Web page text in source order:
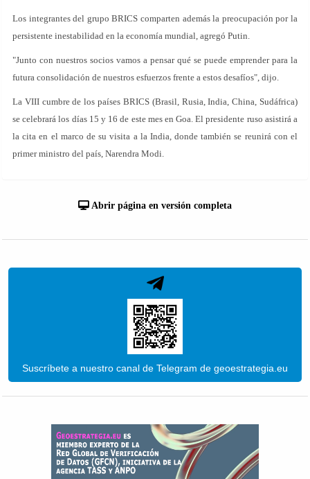
Los integrantes del grupo BRICS comparten además la preocupación por la
persistente inestabilidad en la economía mundial, agregó Putin.
"Junto con nuestros socios vamos a pensar qué se puede emprender para la
futura consolidación de nuestros esfuerzos frente a estos desafíos", dijo.
La VIII cumbre de los países BRICS (Brasil, Rusia, India, China, Sudáfrica)
se celebrará los días 15 y 16 de este mes en Goa. El presidente ruso asistirá a
la cita en el marco de su visita a la India, donde también se reunirá con el
primer ministro del país, Narendra Modi.
Abrir página en versión completa
Suscríbete a nuestro canal de Telegram de geoestrategia.eu